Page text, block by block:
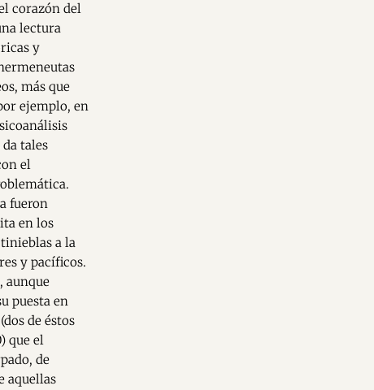
corazón del
lectura
y
más que
ejemplo, en
tales
el
fueron
en los
a la
y pacíficos.
aunque
puesta en
de éstos
que el
de
aquellas